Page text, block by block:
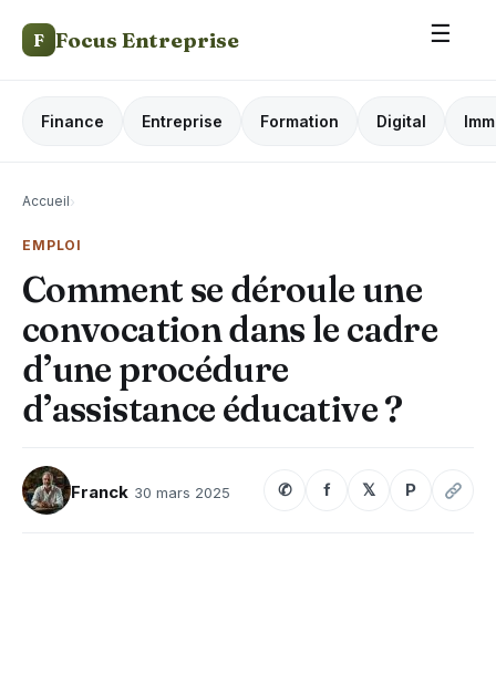
F Focus Entreprise ☰
Finance Entreprise Formation Digital
Accueil›
EMPLOI
Comment se déroule une
convocation dans le cadre
d’une procédure
d’assistance éducative ?
Franck 30 mars 2025 ✆ f 𝕏 P